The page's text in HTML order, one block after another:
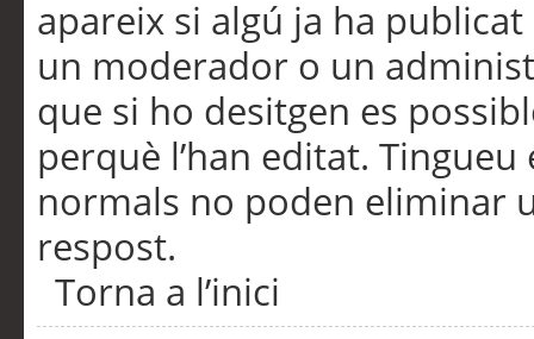
apareix si algú ja ha
un moderador o un
que si ho desitgen es
perquè l’han editat.
normals no poden eliminar
respost.
Torna a l’inici